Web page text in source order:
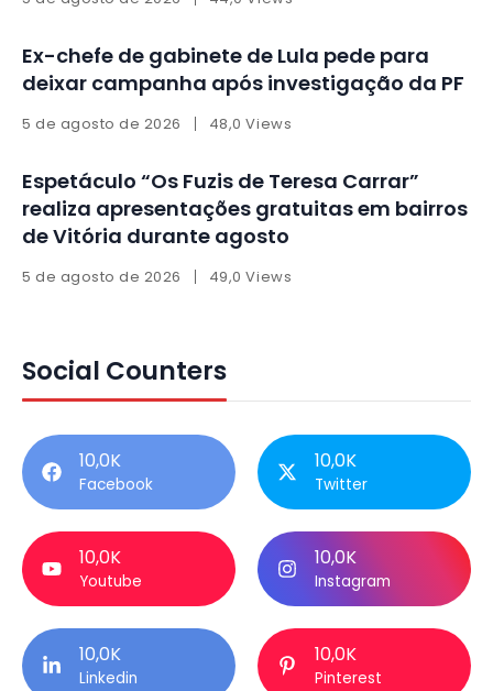
Ex-chefe de gabinete de Lula pede para
deixar campanha após investigação da PF
5 de agosto de 2026 48,0 Views
Espetáculo “Os Fuzis de Teresa Carrar”
realiza apresentações gratuitas em bairros
de Vitória durante agosto
5 de agosto de 2026 49,0 Views
Social Counters
10,0K
Facebook
10,0K
Twitter
10,0K
Youtube
10,0K
Instagram
10,0K
Linkedin
10,0K
Pinterest